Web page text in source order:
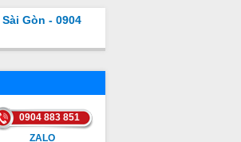
Gòn - 0904
0904 883 851
ZALO
ZALO